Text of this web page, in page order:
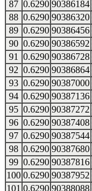
87 0.6290 90386184
88 0.6290 90386320
89 0.6290 90386456
90 0.6290 90386592
91
0.6290 90386728
92 0.6290 90386864
93 0.6290 90387000
94 0.6290 90387136
95 0.6290 90387272
96 0.6290 90387408
97 0.6290 90387544
98 0.6290 90387680
99 0.6290 90387816
100 0.6290 90387952
101 0.6290 90388088